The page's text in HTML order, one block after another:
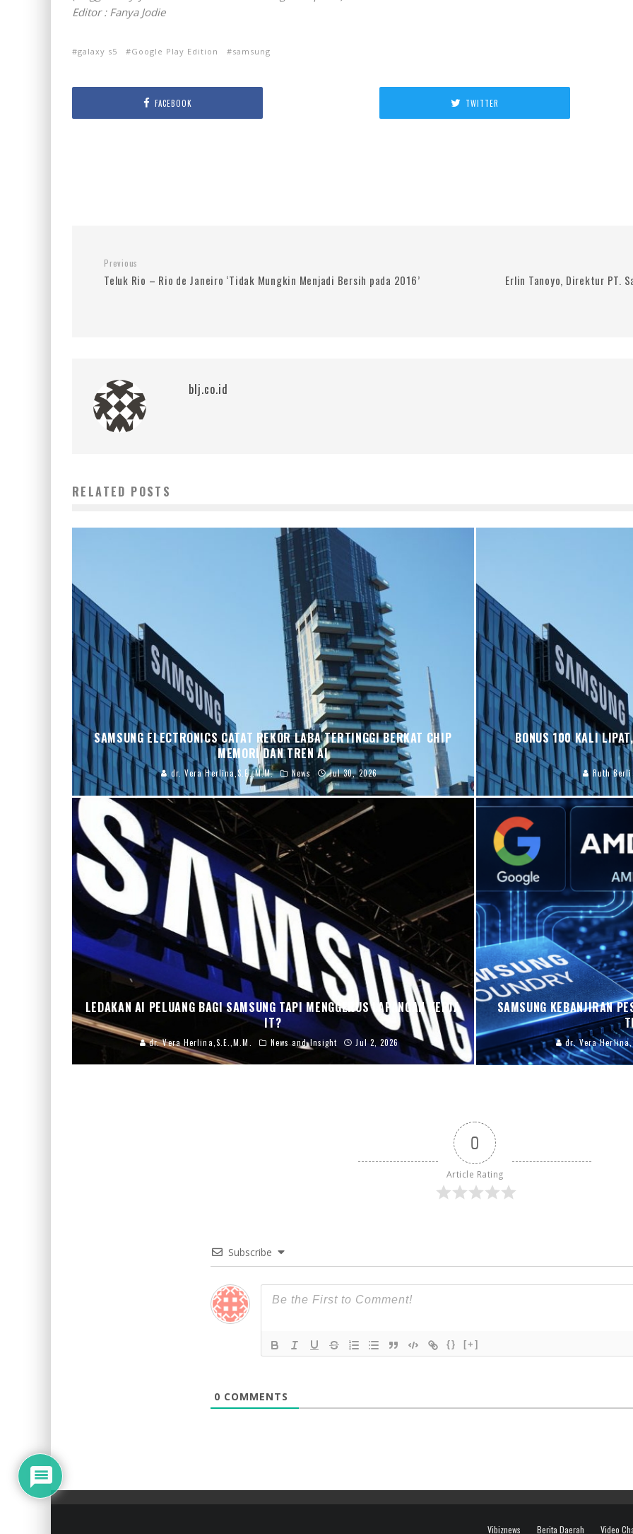
Editor : Fanya Jodie
galaxy s5 Google Play Edition samsung
FACEBOOK TWITTER
Previous
Teluk Rio – Rio de Janeiro ‘Tidak Mungkin Menjadi Bersih pada 2016’
Erlin Tanoyo, Direktur PT.
blj.co.id
RELATED POSTS
SAMSUNG ELECTRONICS CATAT REKOR LABA TERTINGGI BERKAT CHIP
MEMORI DAN TREN AI
dr. Vera Herlina,S.E.,M.M. News Jul 30, 2026
BONUS 100 KALI
Ruth
LEDAKAN AI PELUANG BAGI SAMSUNG TAPI MENGGERUS LAPANGAN KERJA
IT?
dr. Vera Herlina,S.E.,M.M. News and Insight Jul 2, 2026
SAMSUNG KEBANJIRAN
dr. Vera
0
Article Rating
Subscribe
{} [+]
0 COMMENTS
Vibiznews Berita Daerah Video